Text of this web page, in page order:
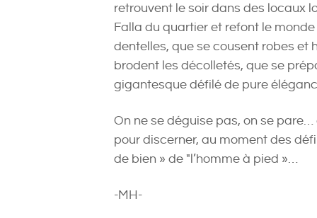
retrouvent le soir dans des locaux
Falla du quartier et refont le
dentelles, que se cousent robes et
brodent les décolletés, que se
gigantesque défilé de pure
On ne se déguise pas, on se
pour discerner, au moment des
de bien » de "l’homme à pied »…
-MH-